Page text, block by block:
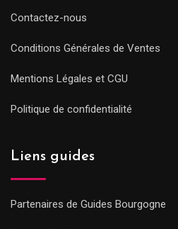
Contactez-nous
Conditions Générales de Ventes
Mentions Légales et CGU
Politique de confidentialité
Liens guides
Partenaires de Guides Bourgogne